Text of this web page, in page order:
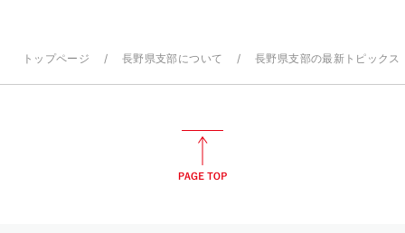
トップページ 長野県支部について 長野県支部の最新トピックス